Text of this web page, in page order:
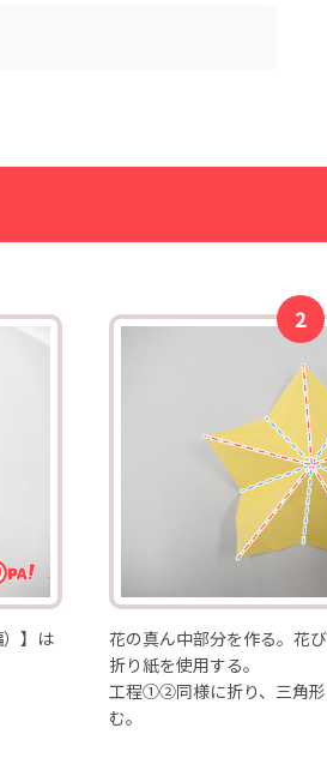
】は
花の真ん中部分を作る。花
折り紙を使用する。
工程①②同様に折り、三角
む。